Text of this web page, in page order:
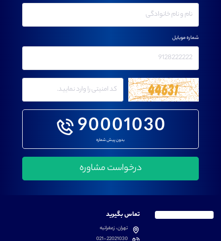
90001030
بدون پیش شماره
شماره موبایل
تماس بگیرید
تهران، زعفرانیه